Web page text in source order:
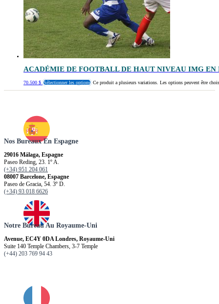
ACADÉMIE DE FOOTBALL DE HAUT NIVEAU IMG EN
70.500 $ Sélectionner les options Ce produit a plusieurs variations. Les options peuvent être
Nos Bureaux En Espagne
29016 Málaga, Espagne
Paseo Reding, 23. 1º A.
(+34) 951 204 061
08007 Barcelone, Espagne
Paseo de Gracia, 54. 3º D.
(+34) 93 018 6626
Notre Bureau Au Royaume-Uni
Avenue, EC4Y 0DA Londres, Royaume-Uni
Suite 140 Temple Chambers, 3-7 Temple
(+44) 203 769 94 43